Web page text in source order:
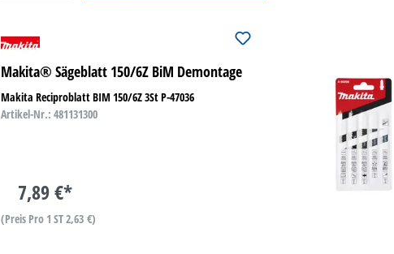
Makita® Sägeblatt 150/6Z BiM Demontage
Makita Reciproblatt BIM 150/6Z 3St P-47036
Artikel-Nr.: 481131300
7,89 €*
(Preis Pro 1 ST 2,63 €)